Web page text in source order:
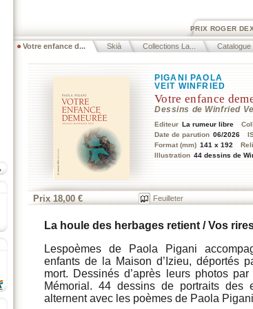
PRIX ROGER
Votre enfance d... Skià Collections La... Catalogue
PIGANI PAOLA
VEIT WINFRIED
Votre enfance
Dessins de Winfried
Editeur La rumeur libre
Date de parution 06/2026
Format (mm) 141 x 192
Illustration 44 dessins de
Prix 18,00 € Feuilleter
La houle des herbages retient / Vos
Lespoèmes de Paola Pigani
enfants de la Maison d’Izieu, déportés
mort. Dessinés d’après leurs photos
Mémorial. 44 dessins de portraits des
alternent avec les poèmes de Paola Pigani